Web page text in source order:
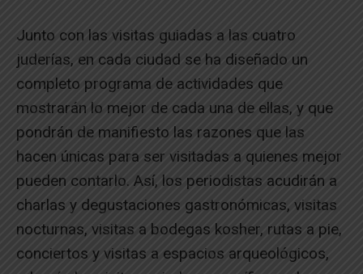
Junto con las visitas guiadas a las cuatro
juderías, en cada ciudad se ha diseñado un
completo programa de actividades que
mostrarán lo mejor de cada una de ellas, y que
pondrán de manifiesto las razones que las
hacen únicas para ser visitadas a quienes mejor
pueden contarlo. Así, los periodistas acudirán a
charlas y degustaciones gastronómicas, visitas
nocturnas, visitas a bodegas kosher, rutas a pie,
conciertos y visitas a espacios arqueológicos,